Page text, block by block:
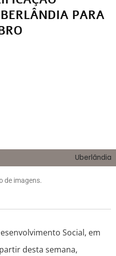
PARA
de imagens.
Social, em
desta semana,